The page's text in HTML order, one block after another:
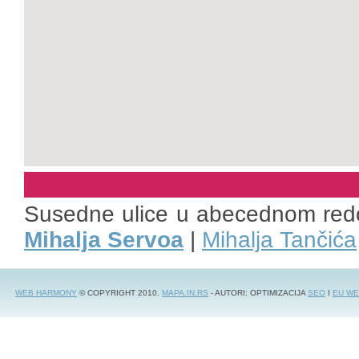
Susedne ulice u abecednom
Mihalja Servoa | Mihalja Tančića
WEB HARMONY © COPYRIGHT 2010. MAPA.IN.RS - AUTORI: OPTIMIZACIJASEO I EU